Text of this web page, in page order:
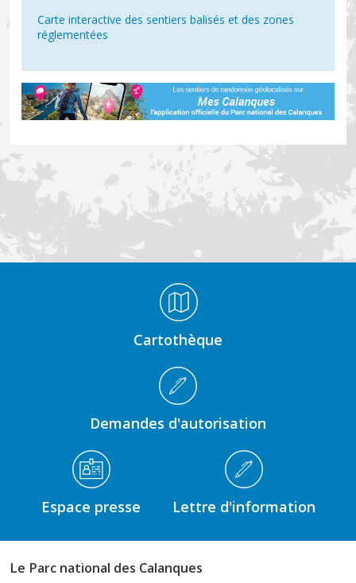
Carte interactive des sentiers balisés et des zones
réglementées
Cartothèque
Demandes d'autorisation
Espace presse Lettre d'information
Le Parc national des Calanques